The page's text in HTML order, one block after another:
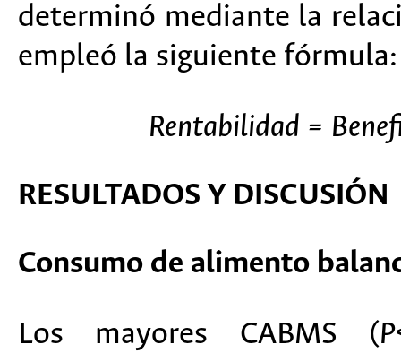
determinó mediante la
empleó la siguiente fórmula:
Rentabilidad =
RESULTADOS Y DISCUSIÓN
Consumo de alimento
Los mayores CABMS (P